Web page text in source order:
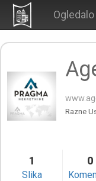
Razne
1
Slika
0